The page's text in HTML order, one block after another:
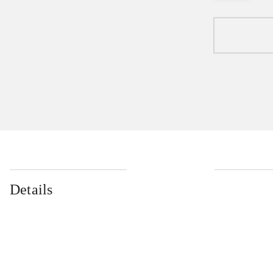
Details